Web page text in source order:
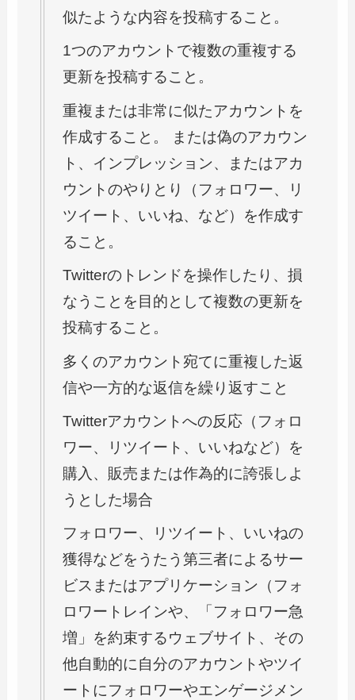
似たような内容を投稿すること。
1つのアカウントで複数の重複する
更新を投稿すること。
重複または非常に似たアカウントを
作成すること。 または偽のアカウン
ト、インプレッション、またはアカ
ウントのやりとり（フォロワー、リ
ツイート、いいね、など）を作成す
ること。
Twitterのトレンドを操作したり、損
なうことを目的として複数の更新を
投稿すること。
多くのアカウント宛てに重複した返
信や一方的な返信を繰り返すこと
Twitterアカウントへの反応（フォロ
ワー、リツイート、いいねなど）を
購入、販売または作為的に誇張しよ
うとした場合
フォロワー、リツイート、いいねの
獲得などをうたう第三者によるサー
ビスまたはアプリケーション（フォ
ロワートレインや、「フォロワー急
増」を約束するウェブサイト、その
他自動的に自分のアカウントやツイ
ートにフォロワーやエンゲージメン